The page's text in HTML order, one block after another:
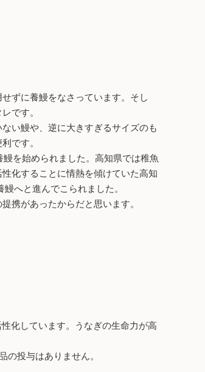
ずに養鰻をなさっています。そし
です。
い鰻や、逆に大きすぎるサイズのも
です。
を始められました。高知県では稚魚
化することに情熱を傾けていた高知
へと進んでこられました。
携があったからだと思います。
化しています。うなぎの生命力が高
投与はありません。